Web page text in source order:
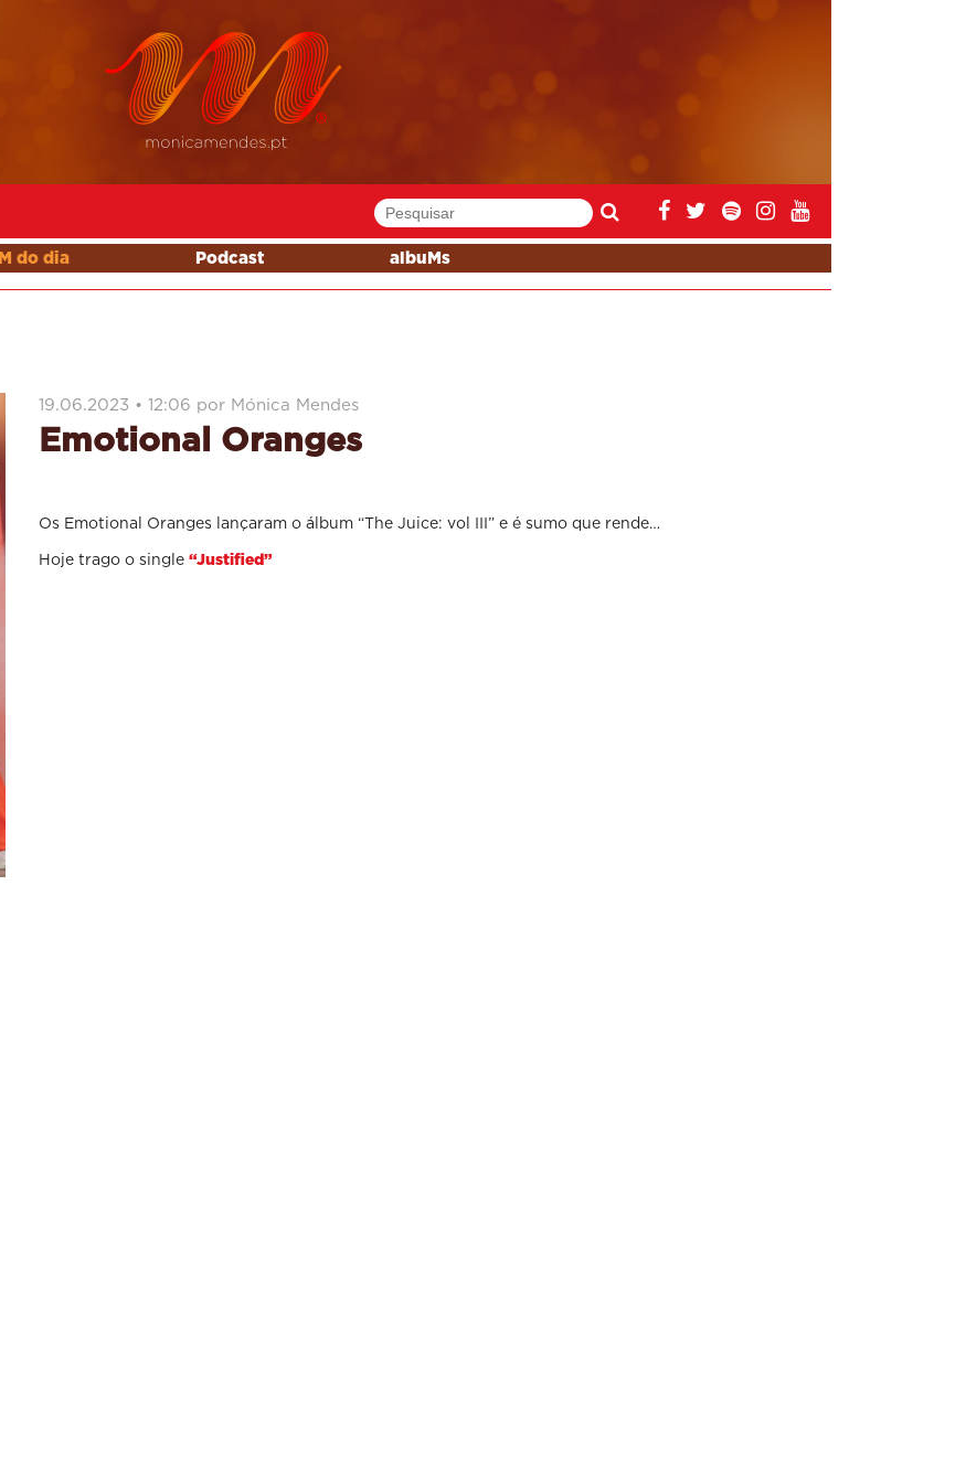
M do dia Podcast albuMs
19.06.2023 • 12:06 por Mónica Mendes
Emotional Oranges
Os Emotional Oranges lançaram o álbum “The Juice: vol III” e é sumo que rende…
Hoje trago o single “Justified”